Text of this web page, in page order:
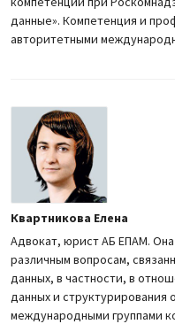
данные». Компетенция и
авторитетными
Квартникова Елена
Адвокат, юрист АБ ЕПАМ.
различным вопросам,
данных, в частности, в
данных и структурирования
международными группами